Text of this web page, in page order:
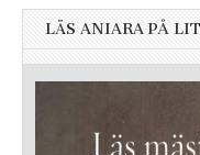
LÄS ANIARA PÅ